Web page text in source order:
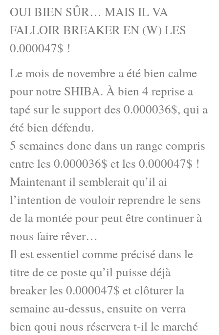
OUI BIEN SÛR… MAIS IL VA
FALLOIR BREAKER EN (W) LES
0.000047$ !
Le mois de novembre a été bien calme
pour notre SHIBA. À bien 4 reprise a
tapé sur le support des 0.000036$, qui a
été bien défendu.
5 semaines donc dans un range compris
entre les 0.000036$ et les 0.000047$ !
Maintenant il semblerait qu’il ai
l’intention de vouloir reprendre le sens
de la montée pour peut être continuer à
nous faire rêver…
Il est essentiel comme précisé dans le
titre de ce poste qu’il puisse déjà
breaker les 0.000047$ et clôturer la
semaine au-dessus, ensuite on verra
bien qoui nous réservera t-il le marché